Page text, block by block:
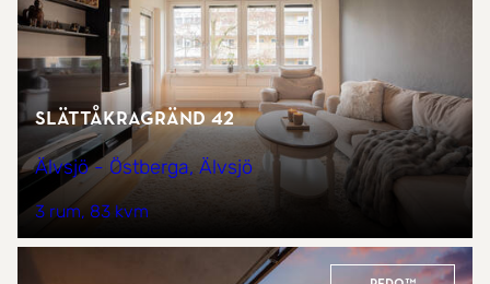
Slättåkragränd 42
Älvsjö - Östberga, Älvsjö
3 rum 83 kvm